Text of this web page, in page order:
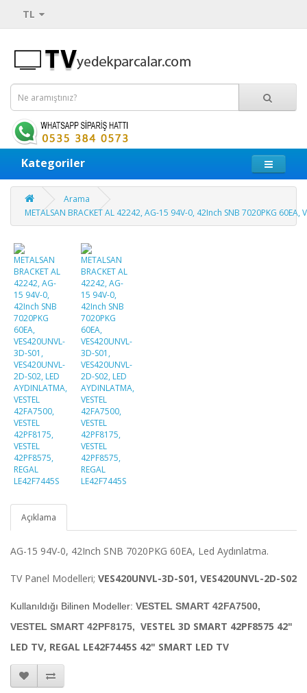
TL
Kategoriler
Arama
METALSAN BRACKET AL 42242, AG-15 94V-0, 42Inch SNB 7020PKG 60EA,
Açıklama
AG-15 94V-0, 42Inch SNB 7020PKG 60EA, Led Aydınlatma.
TV Panel Modelleri; VES420UNVL-3D-S01, VES420UNVL-2D-S02
Kullanıldığı Bilinen Modeller: VESTEL SMART 42FA7500,
VESTEL SMART 42PF8175, VESTEL 3D SMART 42PF8575 42"
LED TV, REGAL LE42F7445S 42" SMART LED TV